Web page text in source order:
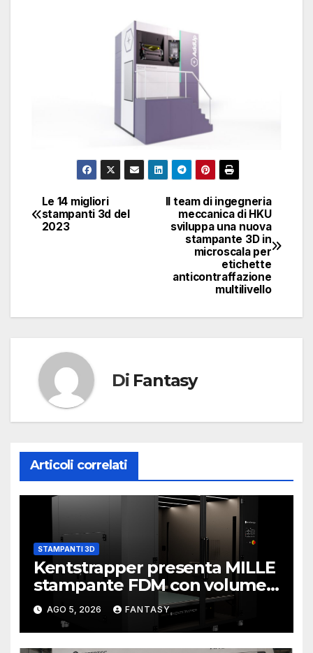
Navigazione
articoli
Il team di ingegneria
meccanica di HKU
sviluppa una nuova
stampante 3D in
microscala per
etichette
anticontraffazione
multilivello
Le 14 migliori
stampanti 3d del
2023
Di Fantasy
Articoli correlati
STAMPANTI 3D
Kentstrapper presenta MILLE
stampante FDM con volume
di stampa da un metro cubo
AGO 5, 2026 FANTASY